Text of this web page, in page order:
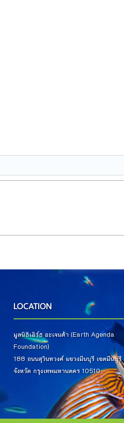
LOCATION
มูลนิธิเอิร์ธ อะเจนด้า (Earth Agenda
Foundation)
188 ถนนสุวินทวงศ์ แขวงมีนบุรี เขตมีนบุรี
จังหวัด กรุงเทพมหานตคร 10510